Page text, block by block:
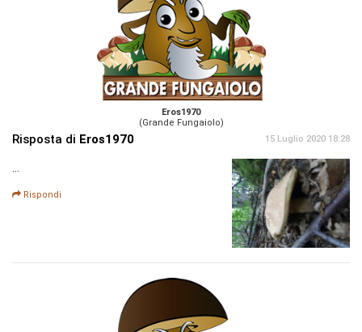
Eros1970
(Grande Fungaiolo)
Risposta di Eros1970 15 Luglio 2020 18:28
...
Rispondi